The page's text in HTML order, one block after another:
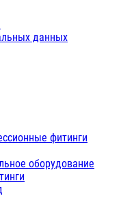
данных
фитинги
оборудование